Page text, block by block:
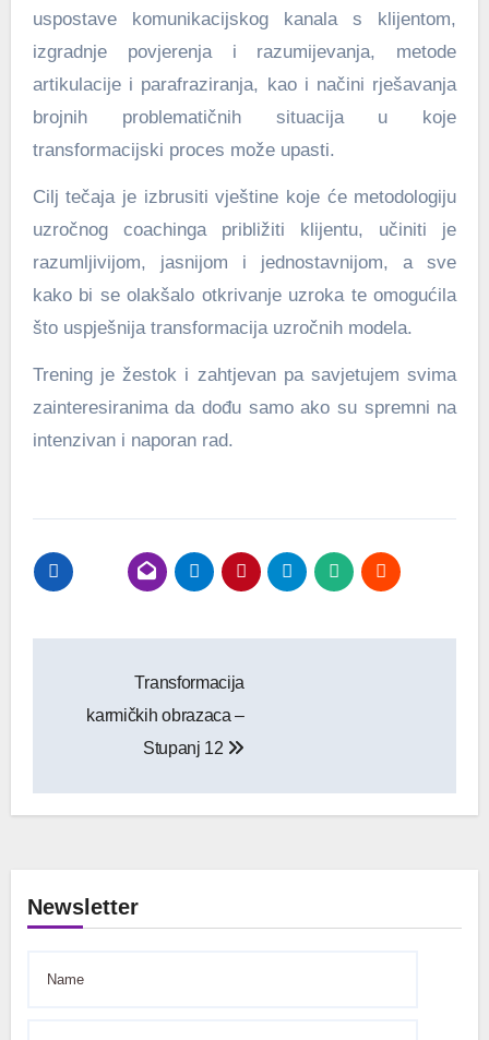
uspostave komunikacijskog kanala s klijentom,
izgradnje povjerenja i razumijevanja, metode
artikulacije i parafraziranja, kao i načini rješavanja
brojnih problematičnih situacija u koje
transformacijski proces može upasti.
Cilj tečaja je izbrusiti vještine koje će metodologiju
uzročnog coachinga približiti klijentu, učiniti je
razumljivijom, jasnijom i jednostavnijom, a sve
kako bi se olakšalo otkrivanje uzroka te omogućila
što uspješnija transformacija uzročnih modela.
Trening je žestok i zahtjevan pa savjetujem svima
zainteresiranima da dođu samo ako su spremni na
intenzivan i naporan rad.
objava
Transformacija
karmičkih obrazaca –
Stupanj 12
Newsletter